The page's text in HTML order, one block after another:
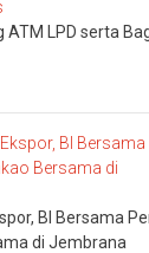
ATM LPD serta
BI Bersama
di Jembrana